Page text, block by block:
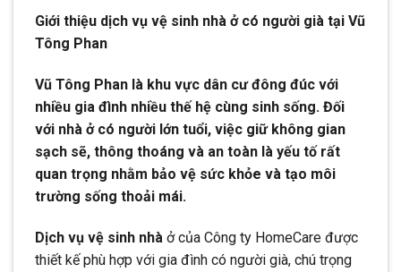
Giới thiệu dịch vụ vệ sinh nhà ở có người già tại Vũ
Tông Phan
Vũ Tông Phan là khu vực dân cư đông đúc với
nhiều gia đình nhiều thế hệ cùng sinh sống. Đối
với nhà ở có người lớn tuổi, việc giữ không gian
sạch sẽ, thông thoáng và an toàn là yếu tố rất
quan trọng nhằm bảo vệ sức khỏe và tạo môi
trường sống thoải mái.
Dịch vụ vệ sinh nhà ở của Công ty HomeCare được
thiết kế phù hợp với gia đình có người già, chú trọng